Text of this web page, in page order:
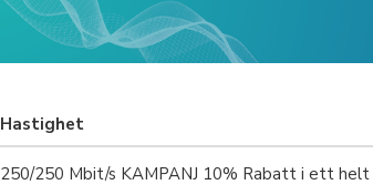
Hastighet
250/250 Mbit/s KAMPANJ 10% Rabatt i ett helt